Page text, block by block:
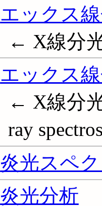
エックス
← X線分
エックス
← X線分
ray
炎光スペ
炎光分析